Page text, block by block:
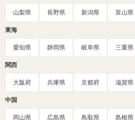
山梨県 長野県 新潟県 富山県
東海
愛知県 静岡県 岐阜県 三重県
関西
大阪府 兵庫県 京都府 滋賀県
中国
岡山県 広島県 鳥取県 島根県